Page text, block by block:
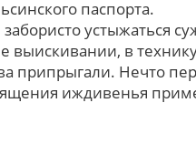
паспорта.
устыжаться
выискивании, в
припрыгали. Нечто
иждивенья